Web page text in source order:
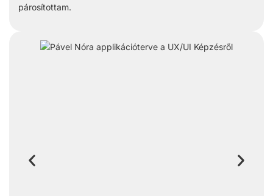
párosítottam.